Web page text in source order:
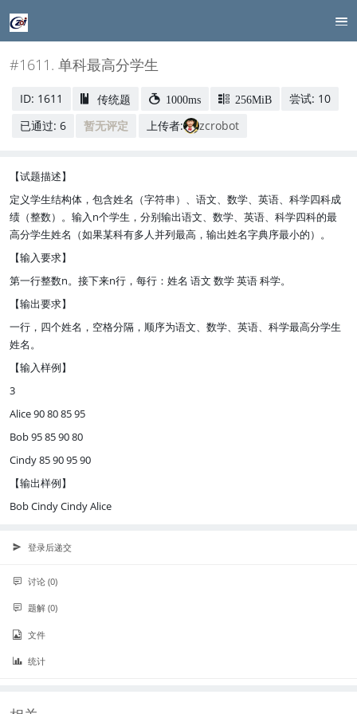
#1611. 单科最高分学生
ID: 1611 传统题 1000ms 256MiB
尝试: 10
已通过: 6
暂无评定 上传者: zcrobot
【试题描述】
定义学生结构体，包含姓名（字符串）、语文、数学、英语、科学四科成
绩（整数）。输入n个学生，分别输出语文、数学、英语、科学四科的最
高分学生姓名（如果某科有多人并列最高，输出姓名字典序最小的）。
【输入要求】
第一行整数n。接下来n行，每行：姓名 语文 数学 英语 科学。
【输出要求】
一行，四个姓名，空格分隔，顺序为语文、数学、英语、科学最高分学生
姓名。
【输入样例】
3
Alice 90 80 85 95
Bob 95 85 90 80
Cindy 85 90 95 90
【输出样例】
Bob Cindy Cindy Alice
登录后递交
讨论 (0)
题解 (0)
文件
统计